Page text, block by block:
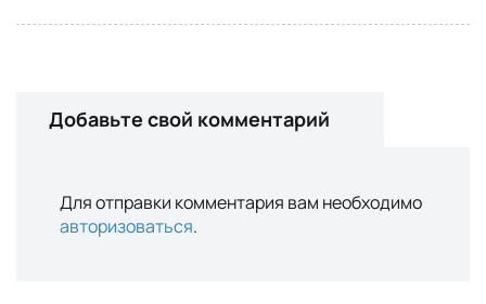
Добавьте свой комментарий
Для отправки комментария вам необходимо
авторизоваться.